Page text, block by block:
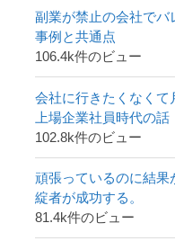
副業が禁止の会社でバ
事例と共通点
106.4k件のビュー
会社に行きたくなくて
上場企業社員時代の話
102.8k件のビュー
頑張っているのに結果
綻者が成功する。
81.4k件のビュー